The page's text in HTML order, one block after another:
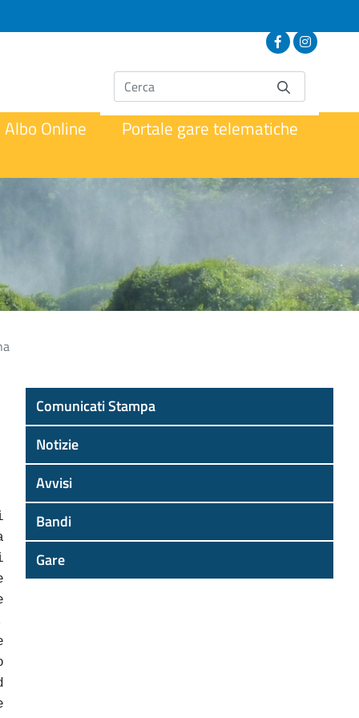
Albo Online
Portale gare telematiche
Comunicati Stampa
Notizie
Avvisi
Bandi
Gare